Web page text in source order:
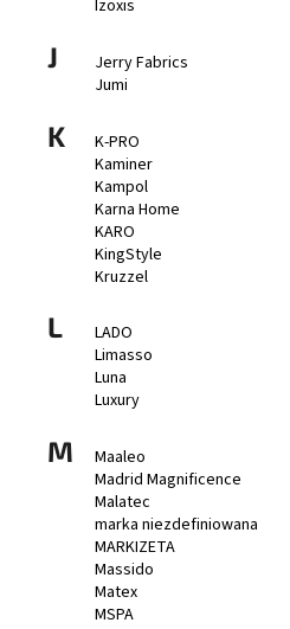
Izoxis
J
Jerry Fabrics
Jumi
K
K-PRO
Kaminer
Kampol
Karna Home
KARO
KingStyle
Kruzzel
L
LADO
Limasso
Luna
Luxury
M
Maaleo
Madrid Magnificence
Malatec
marka niezdefiniowana
MARKIZETA
Massido
Matex
MSPA